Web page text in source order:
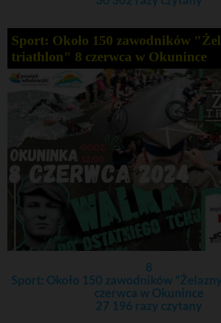
Sport: Około 150 zawodników
triathlon" 8 czerwca w Okunince
8
Sport: Około 150 zawodników
czerwca w Okunince
27 196 razy czytany